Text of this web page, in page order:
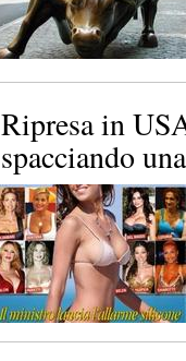
Ripresa in
spacciando